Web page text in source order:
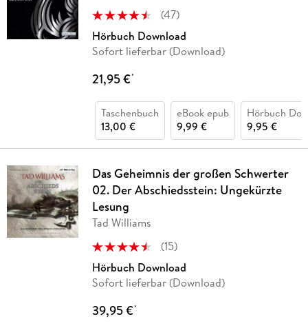
(47)
Hörbuch Download
Sofort lieferbar (Download)
21,95 €*
Taschenbuch
13,00 €
eBook epub
9,99 €
Hörbuch
9,95 €
Das Geheimnis der großen Schwerter
02. Der Abschiedsstein: Ungekürzte
Lesung
Tad Williams
(15)
Hörbuch Download
Sofort lieferbar (Download)
39,95 €*